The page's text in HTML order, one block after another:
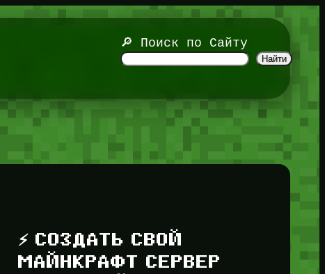
🔎 Поиск по Сайту
Найти
⚡ СОЗДАТЬ СВОЙ
МАЙНКРАФТ СЕРВЕР